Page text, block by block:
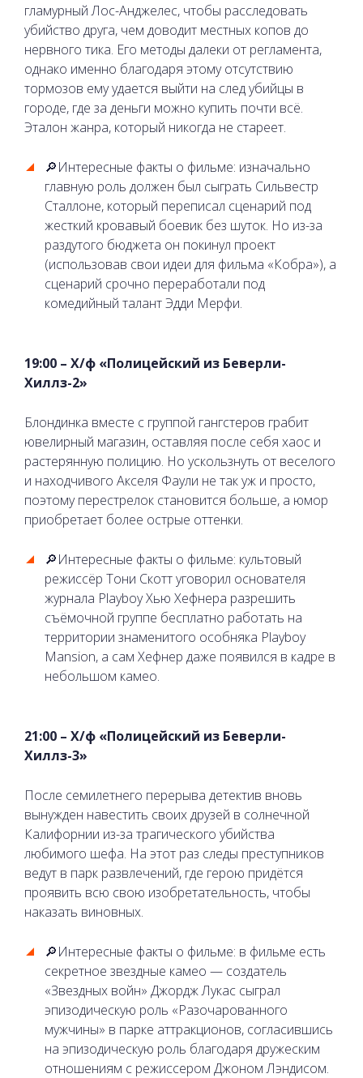
гламурный Лос-Анджелес, чтобы расследовать
убийство друга, чем доводит местных копов до
нервного тика. Его методы далеки от регламента,
однако именно благодаря этому отсутствию
тормозов ему удается выйти на след убийцы в
городе, где за деньги можно купить почти всё.
Эталон жанра, который никогда не стареет.
🔎Интересные факты о фильме: изначально
главную роль должен был сыграть Сильвестр
Сталлоне, который переписал сценарий под
жесткий кровавый боевик без шуток. Но из-за
раздутого бюджета он покинул проект
(использовав свои идеи для фильма «Кобра»), а
сценарий срочно переработали под
комедийный талант Эдди Мерфи.
19:00 – Х/ф «Полицейский из Беверли-
Хиллз-2»
Блондинка вместе с группой гангстеров грабит
ювелирный магазин, оставляя после себя хаос и
растерянную полицию. Но ускользнуть от веселого
и находчивого Акселя Фаули не так уж и просто,
поэтому перестрелок становится больше, а юмор
приобретает более острые оттенки.
🔎Интересные факты о фильме: культовый
режиссёр Тони Скотт уговорил основателя
журнала Playboy Хью Хефнера разрешить
съёмочной группе бесплатно работать на
территории знаменитого особняка Playboy
Mansion, а сам Хефнер даже появился в кадре в
небольшом камео.
21:00 – Х/ф «Полицейский из Беверли-
Хиллз-3»
После семилетнего перерыва детектив вновь
вынужден навестить своих друзей в солнечной
Калифорнии из-за трагического убийства
любимого шефа. На этот раз следы преступников
ведут в парк развлечений, где герою придётся
проявить всю свою изобретательность, чтобы
наказать виновных.
🔎Интересные факты о фильме: в фильме есть
секретное звездные камео — создатель
«Звездных войн» Джордж Лукас сыграл
эпизодическую роль «Разочарованного
мужчины» в парке аттракционов, согласившись
на эпизодическую роль благодаря дружеским
отношениям с режиссером Джоном Лэндисом.